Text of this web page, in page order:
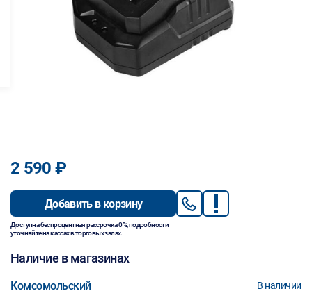
2 590 ₽
Добавить в корзину
Доступна беспроцентная рассрочка 0%, подробности
уточняйте на кассах в торговых залах.
Наличие в магазинах
Комсомольский В наличии